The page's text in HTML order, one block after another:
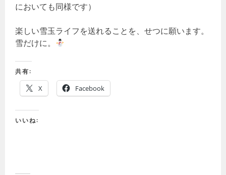
においても同様です）
楽しい雪玉ライフを送れることを、せつに願います。
雪だけに。
共有:
X Facebook
いいね: